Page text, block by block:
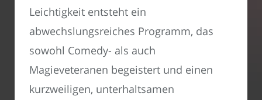
Leichtigkeit entsteht ein
abwechslungsreiches Programm, das
sowohl Comedy- als auch
Magieveteranen begeistert und einen
kurzweiligen, unterhaltsamen